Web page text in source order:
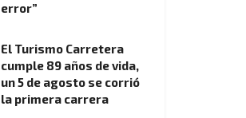
error”
El Turismo Carretera
cumple 89 años de vida,
un 5 de agosto se corrió
la primera carrera